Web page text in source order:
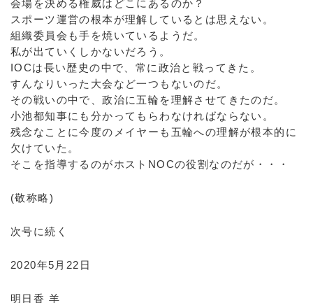
会場を決める権威はどこにあるのか？
スポーツ運営の根本が理解しているとは思えない。
組織委員会も手を焼いているようだ。
私が出ていくしかないだろう。
IOCは長い歴史の中で、常に政治と戦ってきた。
すんなりいった大会など一つもないのだ。
その戦いの中で、政治に五輪を理解させてきたのだ。
小池都知事にも分かってもらわなければならない。
残念なことに今度のメイヤーも五輪への理解が根本的に
欠けていた。
そこを指導するのがホストNOCの役割なのだが・・・
(敬称略)
次号に続く
2020年5月22日
明日香 羊